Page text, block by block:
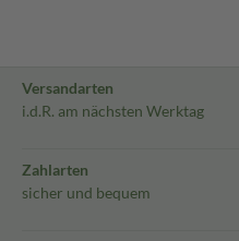
Versandarten
i.d.R. am nächsten Werktag
Zahlarten
sicher und bequem